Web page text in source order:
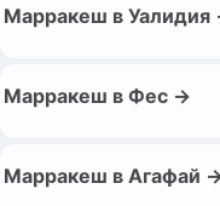
Марракеш в Уалидия
Марракеш в Фес →
Марракеш в Агафай